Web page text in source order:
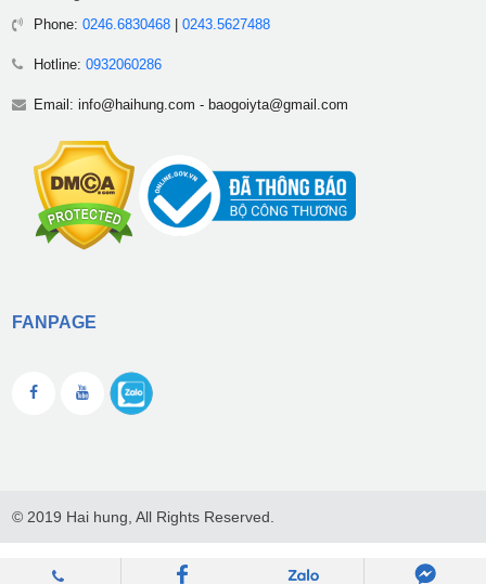
Phone: 0246.6830468| 0243.5627488
Hotline: 0932060286
Email: info@haihung.com - baogoiyta@gmail.com
FANPAGE
© 2019 Hai hung, All Rights Reserved.